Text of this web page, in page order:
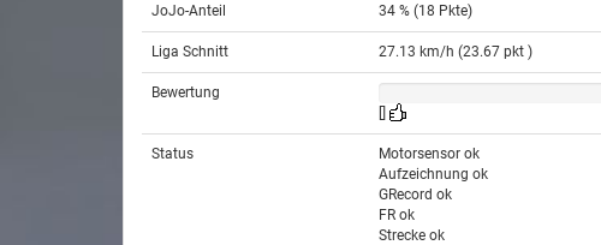
JoJo-Anteil 34 % (18 Pkte)
Liga Schnitt 27.13 km/h (23.67 pkt )
Bewertung
[]
Status
Motorsensor ok
Aufzeichnung ok
GRecord ok
FR ok
Strecke ok